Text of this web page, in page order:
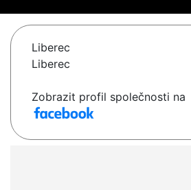
Liberec
Liberec
Zobrazit profil společnosti na